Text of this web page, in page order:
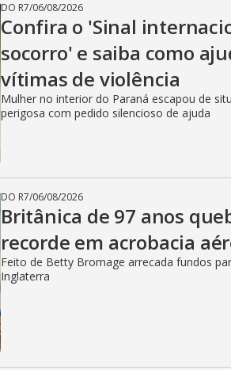
DO R7/06/08/2026
Confira o 'Sinal
socorro' e saiba como
vítimas de violência
Mulher no interior do Paraná escapou de
perigosa com pedido silencioso de ajuda
DO R7/06/08/2026
Britânica de 97 anos
recorde em acrobacia
Feito de Betty Bromage arrecada fundos
Inglaterra